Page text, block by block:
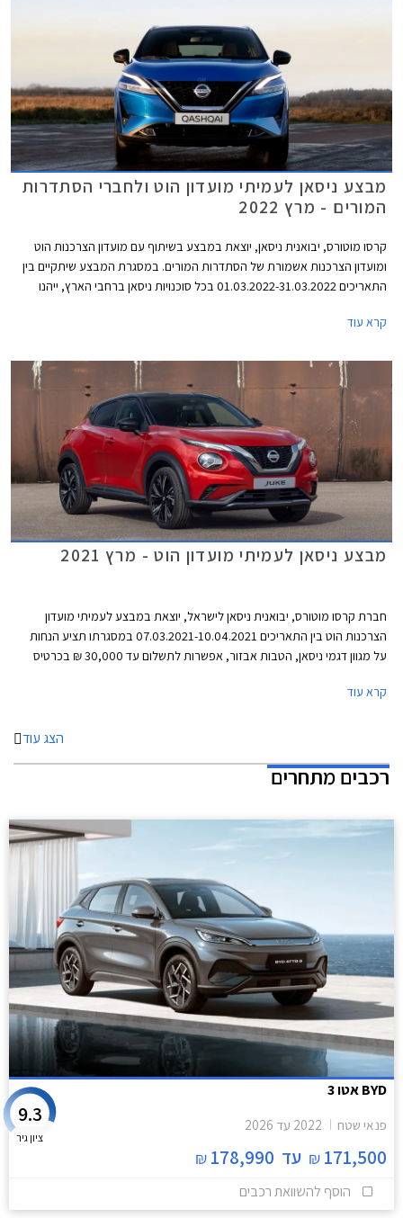
מבצע ניסאן לעמיתי מועדון הוט ולחברי הסתדרות
המורים - מרץ 2022
קרסו מוטורס, יבואנית ניסאן, יוצאת במבצע בשיתוף עם מועדון הצרכנות הוט
ומועדון הצרכנות אשמורת של הסתדרות המורים. במסגרת המבצע שיתקיים בין
התאריכים 01.03.2022-31.03.2022 בכל סוכנויות ניסאן ברחבי הארץ, ייהנו
הרוכשים לרכוש בהנחה את מערכת ניסאן קונקט המאפשרת בין היתר לקבל
ומידע על נוריות חיווי בלוח המחוונים, התרעה מפני שכחת ילדים ברכב, וקבלת
מידע אודות היסטורית הנסיעות.
קרא עוד
מבצע ניסאן לעמיתי מועדון הוט - מרץ 2021
חברת קרסו מוטורס, יבואנית ניסאן לישראל, יוצאת במבצע לעמיתי מועדון
הצרכנות הוט בין התאריכים 07.03.2021-10.04.2021 במסגרתו תציע הנחות
על מגוון דגמי ניסאן, הטבות אבזור, אפשרות לתשלום עד 30,000 ₪ בכרטיס
20% הנחה ברכישת אביזרים בהתקנה מקומית. המבצע יתקיים בכל מרכזיקרא עוד
הצג עוד
רכבים מתחרים
BYD אטו 3
פנאי שטח 2022 עד 2026
171,500
₪ עד 178,990
₪
9.3
ציון גיר
הוסף להשוואת רכבים